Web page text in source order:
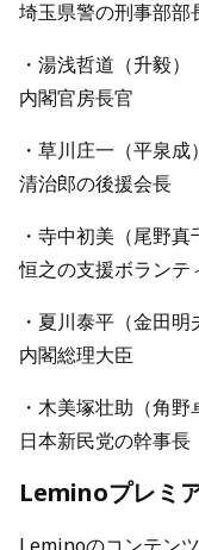
埼玉県警の刑事部部
・湯浅哲道（升毅）
内閣官房長官
・草川庄一（平泉成）
清治郎の後援会長
・寺中初美（尾野真
恒之の支援ボランテ
・夏川泰平（金田明
内閣総理大臣
・木美塚壮助（角野
日本新民党の幹事長
Leminoプレミ